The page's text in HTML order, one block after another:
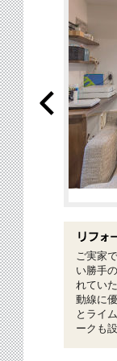
ご実家
い勝手
れてい
動線に
とライ
ークも